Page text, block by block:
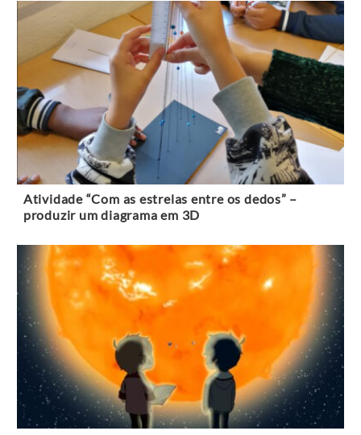
Atividade “Com as estrelas entre os dedos” –
produzir um diagrama em 3D